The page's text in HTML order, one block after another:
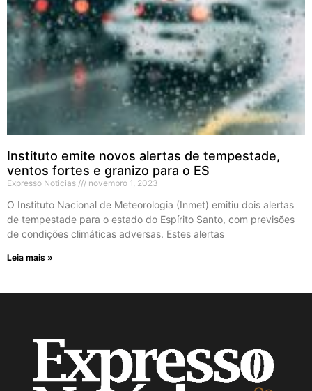
Instituto emite novos alertas de tempestade,
ventos fortes e granizo para o ES
Expresso Noticias novembro 1, 2023
O Instituto Nacional de Meteorologia (Inmet) emitiu dois alertas
de tempestade para o estado do Espírito Santo, com previsões
de condições climáticas adversas. Estes alertas
Leia mais »